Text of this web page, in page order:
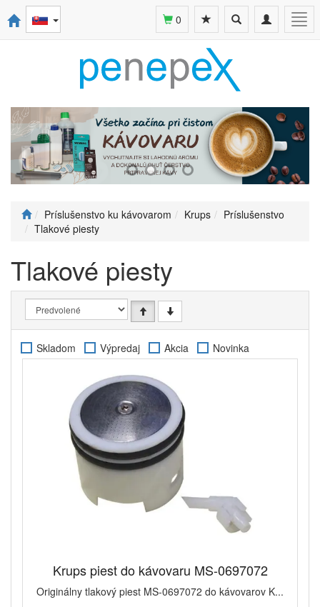
Toggle
navigation
Toggle
search
0
Príslušenstvo ku kávovarom Krups
Príslušenstvo
Tlakové piesty
Tlakové piesty
Skladom Výpredaj Akcia Novinka
Krups piest do kávovaru MS-0697072
Originálny tlakový piest MS-0697072 do kávovarov K...